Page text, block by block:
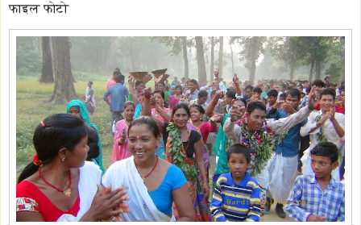
फाइल फोटो